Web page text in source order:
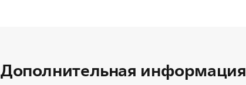
Дополнительная информация